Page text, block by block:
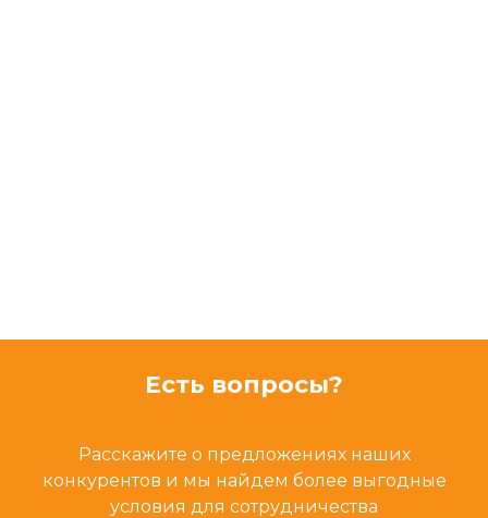
Есть вопросы?
Расскажите о предложениях наших
конкурентов и мы найдем более выгодные
условия для сотрудничества